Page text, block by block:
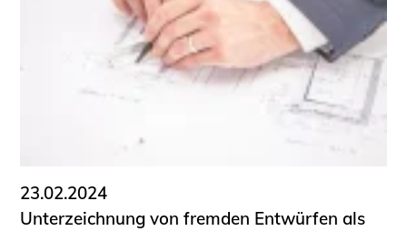
23.02.2024
Unterzeichnung von fremden Entwürfen als